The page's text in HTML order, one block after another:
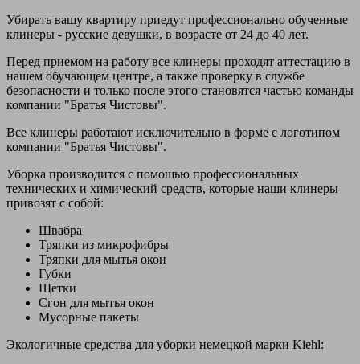
Убирать вашу квартиру приедут профессионально обученные
клинеры - русские девушки, в возрасте от 24 до 40 лет.
Перед приемом на работу все клинеры проходят аттестацию в
нашем обучающем центре, а также проверку в службе
безопасности и только после этого становятся частью команды
компании "Братья Чистовы".
Все клинеры работают исключительно в форме с логотипом
компании "Братья Чистовы".
Уборка производится с помощью профессиональных
технических и химический средств, которые наши клинеры
привозят с собой:
Швабра
Тряпки из микрофибры
Тряпки для мытья окон
Губки
Щетки
Сгон для мытья окон
Мусорные пакеты
Экологичные средства для уборки немецкой марки Kiehl: